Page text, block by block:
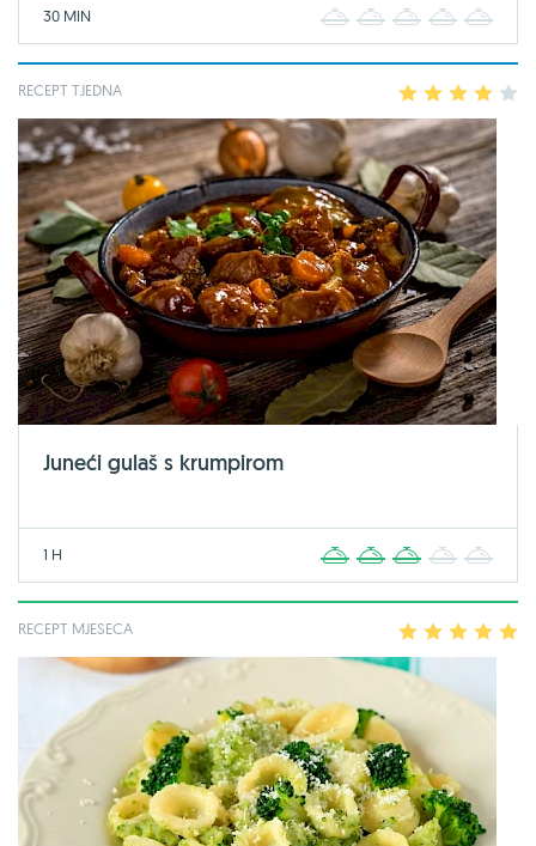
30 MIN 2 3 4
RECEPT TJEDNA 2 3 4
Juneći gulaš s krumpirom
1 H 2 3 4
RECEPT MJESECA 2 3 4